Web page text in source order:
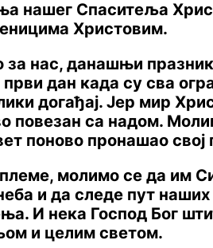
нашег Спаситеља
Христовим.
нас, данашњи
први дан када су сва
догађај. Јер мир
повезан са надом.
поново пронашао
молимо се да им
и да следе пут
И нека Господ Бог
и целим светом.